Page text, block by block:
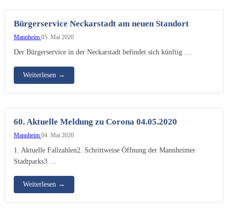
Bürgerservice Neckarstadt am neuen Standort
Mannheim 05. Mai 2020
Der Bürgerservice in der Neckarstadt befindet sich künftig …
Weiterlesen →
60. Aktuelle Meldung zu Corona 04.05.2020
Mannheim 04. Mai 2020
1. Aktuelle Fallzahlen2. Schrittweise Öffnung der Mannheimer
Stadtparks3 …
Weiterlesen →